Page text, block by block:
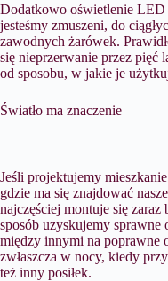
Dodatkowo oświetlenie LED
jesteśmy zmuszeni, do
zawodnych żarówek.
się nieprzerwanie przez pięć
od sposobu, w jakie je
Światło ma znaczenie
Jeśli projektujemy
gdzie ma się znajdować
najczęściej montuje się zaraz
sposób uzyskujemy
między innymi na poprawne
zwłaszcza w nocy, kiedy
też inny posiłek.